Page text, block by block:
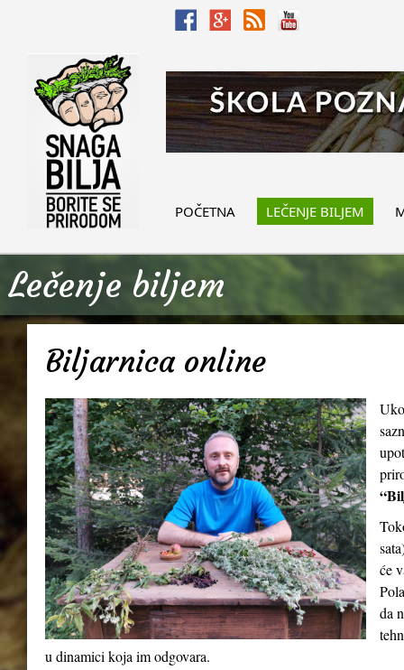
POČETNA LEČENJE BILJEM
Lečenje biljem
Biljarnica online
će
da
u dinamici koja im odgovara.